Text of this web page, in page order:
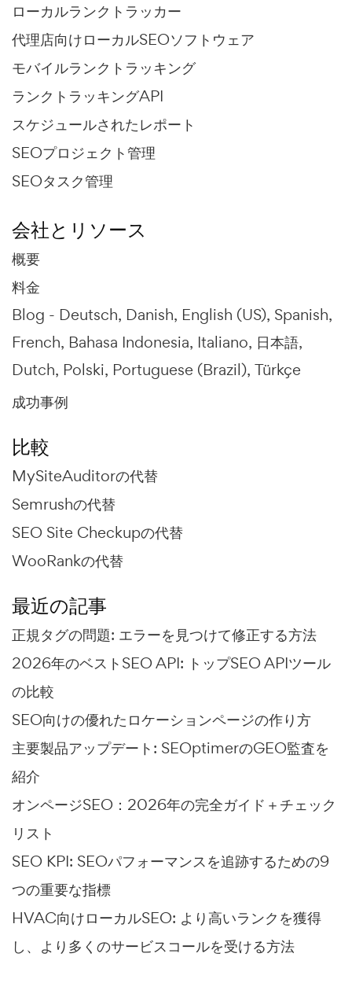
ローカルランクトラッカー
代理店向けローカルSEOソフトウェア
モバイルランクトラッキング
ランクトラッキングAPI
スケジュールされたレポート
SEOプロジェクト管理
SEOタスク管理
会社とリソース
概要
料金
Blog - Deutsch Danish English (US) Spanish
French Bahasa Indonesia Italiano 日本語
Dutch Polski Portuguese (Brazil) Türkçe
成功事例
比較
MySiteAuditorの代替
Semrushの代替
SEO Site Checkupの代替
WooRankの代替
最近の記事
正規タグの問題: エラーを見つけて修正する方法
2026年のベストSEO API: トップSEO APIツール
の比較
SEO向けの優れたロケーションページの作り方
主要製品アップデート: SEOptimerのGEO監査を
紹介
オンページSEO：2026年の完全ガイド＋チェック
リスト
SEO KPI: SEOパフォーマンスを追跡するための9
つの重要な指標
HVAC向けローカルSEO: より高いランクを獲得
し、より多くのサービスコールを受ける方法